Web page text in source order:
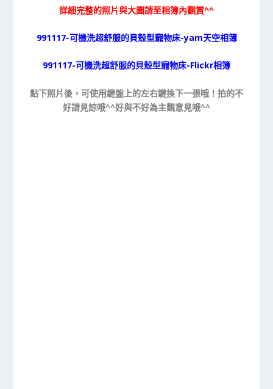
詳細完整的照片與大圖請至相簿內觀賞^^
991117-可機洗超舒服的貝殼型寵物床-yam天空相簿
991117-可機洗超舒服的貝殼型寵物床-Flickr相簿
點下照片後，可使用鍵盤上的左右鍵換下一張哦！拍的不
好請見諒哦^^好與不好為主觀意見哦^^